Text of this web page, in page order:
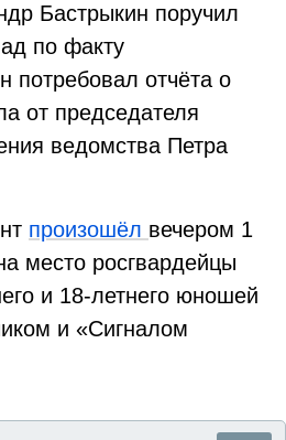
Бастрыкин поручил
по факту
потребовал отчёта о
от председателя
ведомства Петра
произошёл вечером 1
место росгвардейцы
и 18-летнего юношей
и «Сигналом